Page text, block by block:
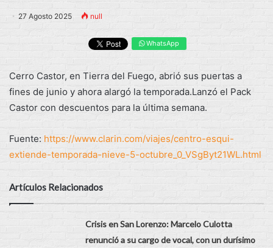
27 Agosto 2025 null
WhatsApp
Cerro Castor, en Tierra del Fuego, abrió sus puertas a
fines de junio y ahora alargó la temporada.Lanzó el Pack
Castor con descuentos para la última semana.
Fuente: https://www.clarin.com/viajes/centro-esqui-
extiende-temporada-nieve-5-octubre_0_VSgByt21WL.html
Artículos Relacionados
Crisis en San Lorenzo: Marcelo Culotta
renunció a su cargo de vocal, con un durísimo